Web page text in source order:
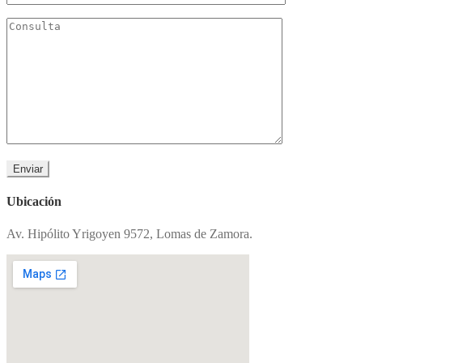
Ubicación
Av. Hipólito Yrigoyen 9572, Lomas de Zamora.